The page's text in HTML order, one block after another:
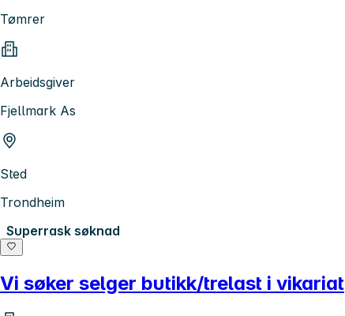
Tømrer
Arbeidsgiver
Fjellmark As
Sted
Trondheim
Superrask søknad
Vi søker selger butikk/trelast i vikariat